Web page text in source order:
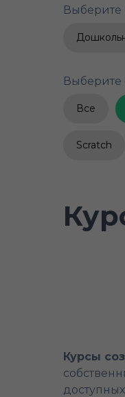
Выберите
Все
Scratch
Курсы